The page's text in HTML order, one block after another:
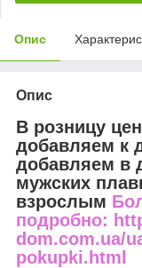
Опис
Опис
В розницу
добавляем к
добавляем в
мужских
взрослым
подробно:
dom.com.ua/
pokupki.html